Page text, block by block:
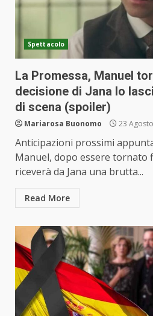
Spettacolo
La Promessa, Manuel
decisione di Jana lo
di scena (spoiler)
Mariarosa Buonomo 23
Anticipazioni prossimi
Manuel, dopo essere tornato
riceverà da Jana una brutta...
Read More